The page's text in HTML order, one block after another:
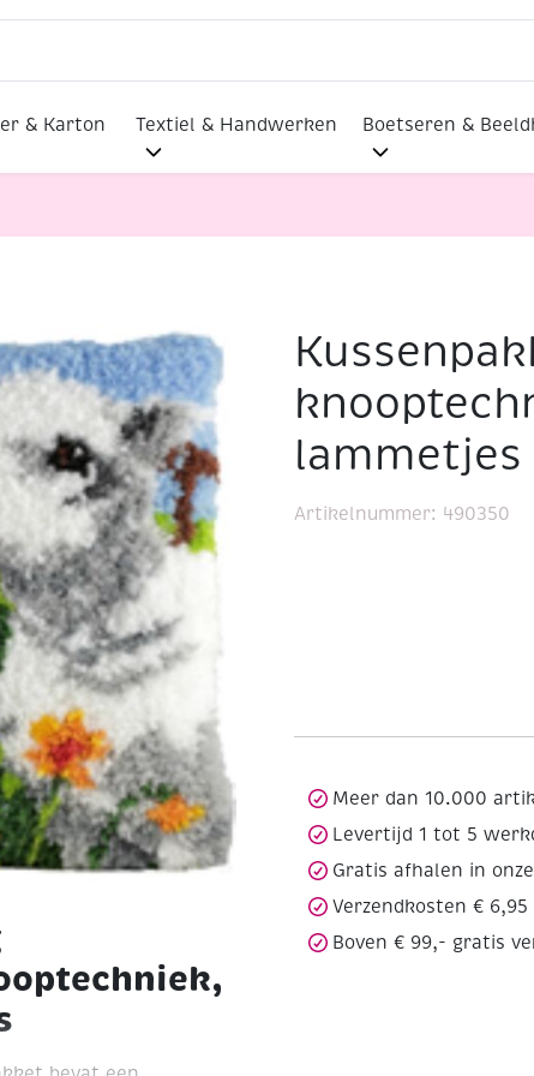
& Karton Textiel & Handwerken Boetseren &
in knooptechniek, 40x40cm, lammetjes
lammetjes
Artikelnummer: 490350
Meer dan 10.000
Levertijd 1 tot 5
Gratis afhalen in
Verzendkosten € 6,95
Boven € 99,- gratis